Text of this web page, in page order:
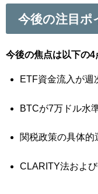
今後の注目ポ
今後の焦点は以下の4
ETF資金流入が週
BTCが7万ドル水
関税政策の具体的
CLARITY法およ